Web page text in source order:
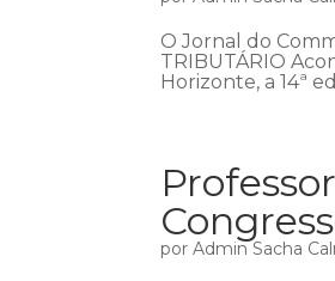
O Jornal do
TRIBUTÁRIO
Horizonte, a 14ª
porAdmin Sacha